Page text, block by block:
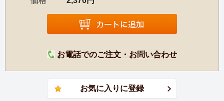
お電話でのご注文・お問い合わせ